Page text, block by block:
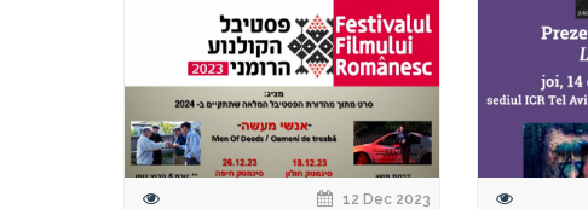
12 Dec 2023